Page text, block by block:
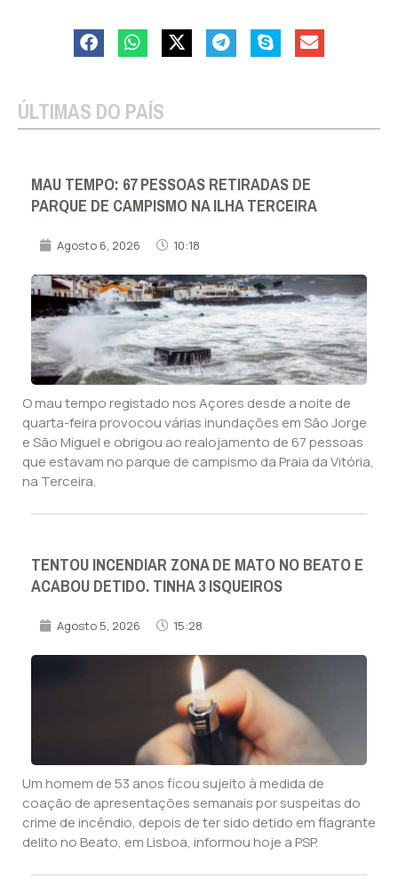
ÚLTIMAS DO PAÍS
MAU TEMPO: 67 PESSOAS RETIRADAS DE
PARQUE DE CAMPISMO NA ILHA TERCEIRA
Agosto 6, 2026 10:18
O mau tempo registado nos Açores desde a noite de
quarta-feira provocou várias inundações em São Jorge
e São Miguel e obrigou ao realojamento de 67 pessoas
que estavam no parque de campismo da Praia da Vitória,
na Terceira.
TENTOU INCENDIAR ZONA DE MATO NO BEATO E
ACABOU DETIDO. TINHA 3 ISQUEIROS
Agosto 5, 2026 15:28
Um homem de 53 anos ficou sujeito à medida de
coação de apresentações semanais por suspeitas do
crime de incêndio, depois de ter sido detido em flagrante
delito no Beato, em Lisboa, informou hoje a PSP.